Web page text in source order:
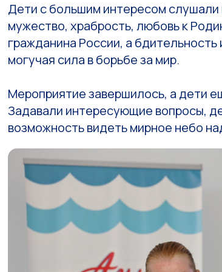
Дети с большим интересом слушали
мужество, храбрость, любовь к
гражданина России, а бдительность
могучая сила в борьбе за мир.
Мероприятие завершилось, а дети
Задавали интересующие вопросы,
возможность видеть мирное небо